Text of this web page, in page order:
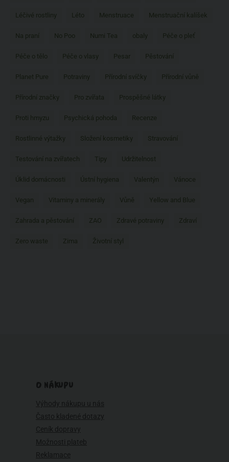
Léčivé rostliny Léto Menstruace Menstruační kalíšek
Na praní No Poo Numi Tea obaly Péče o pleť
Péče o tělo Péče o vlasy Pesar Pěstování
Planet Pure Potraviny Přírodní svíčky Přírodní vůně
Přírodní značky Pro zvířata Prospěšné látky
Proti hmyzu Psychická pohoda Recenze
Rostlinné výtažky Složení kosmetiky Stravování
Testování na zvířatech Tipy Udržitelnost
Úklid domácnosti Ústní hygiena Valentýn Vánoce
Vegan Vitaminy a minerály Vůně Yellow and Blue
Zahrada a pěstování ZAO Zdravé potraviny Zdraví
Zero waste Zima Životní styl
O NÁKUPU
Výhody nákupu u nás
Často kladené dotazy
Ceník dopravy
Možnosti plateb
Reklamace